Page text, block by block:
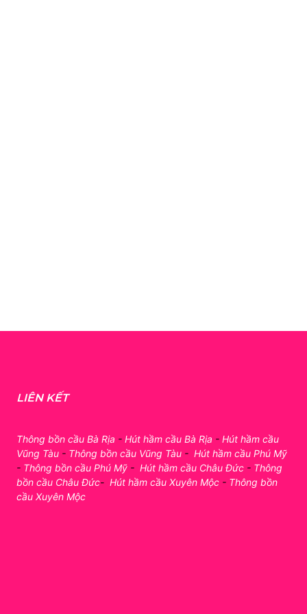
LIÊN KẾT
Thông bồn cầu Bà Rịa - Hút hầm cầu Bà Rịa - Hút hầm cầu
Vũng Tàu - Thông bồn cầu Vũng Tàu - Hút hầm cầu Phú Mỹ
- Thông bồn cầu Phú Mỹ - Hút hầm cầu Châu Đức - Thông
bồn cầu Châu Đức- Hút hầm cầu Xuyên Mộc - Thông bồn
cầu Xuyên Mộc